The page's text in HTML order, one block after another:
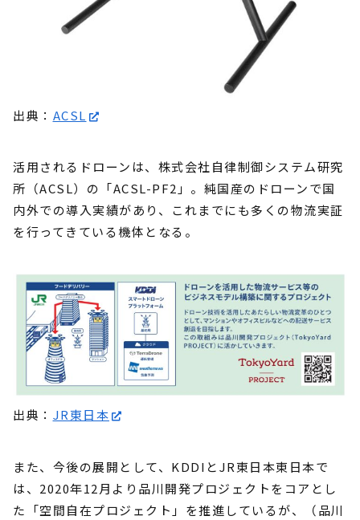
出典： ACSL
活用されるドローンは、株式会社自律制御システム研究
所（ACSL）の「ACSL-PF2」。純国産のドローンで国
内外での導入実績があり、これまでにも多くの物流実証
を行ってきている機体となる。
出典： JR東日本
また、今後の展開として、KDDIとJR東日本東日本で
は、2020年12月より品川開発プロジェクトをコアとし
た「空間自在プロジェクト」を推進しているが、（品川